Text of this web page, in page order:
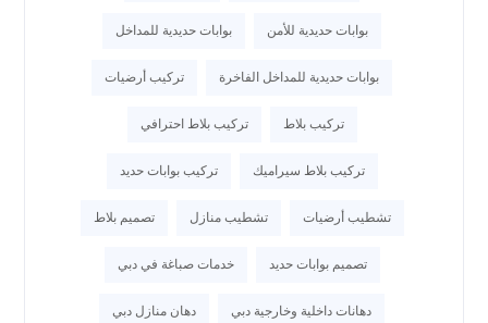
بوابات حديدية للأمن بوابات حديدية للمداخل
بوابات حديدية للمداخل الفاخرة تركيب أرضيات
تركيب بلاط تركيب بلاط احترافي
تركيب بلاط سيراميك تركيب بوابات حديد
تشطيب أرضيات تشطيب منازل تصميم بلاط
تصميم بوابات حديد خدمات صباغة في دبي
دهانات داخلية وخارجية دبي دهان منازل دبي